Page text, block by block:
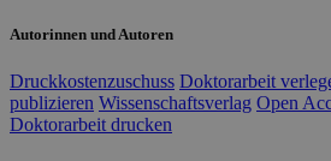
Autorinnen und Autoren
Druckkostenzuschuss Doktorarbeit
publizieren Wissenschaftsverlag Open
Doktorarbeit drucken